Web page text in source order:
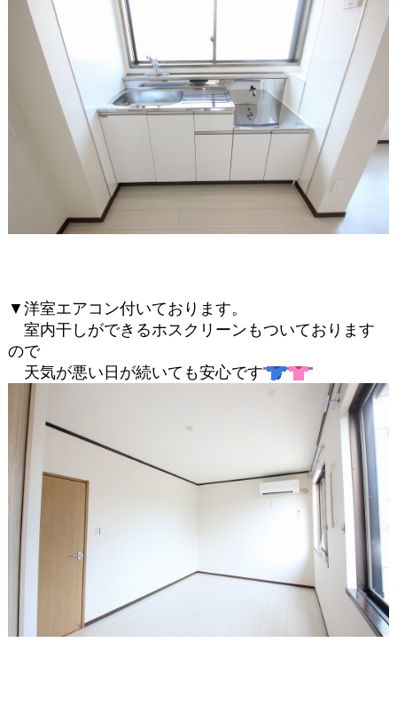
▼洋室エアコン付いております。
室内干しができるホスクリーンもついております
ので
天気が悪い日が続いても安心です